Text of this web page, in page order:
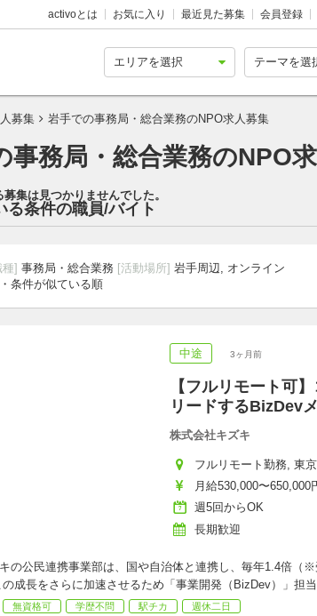
activoとは お気に入り 最近見た募集 会員登録
募集 岩手での事務局・総合業務のNPO求人募集
事務局・総合業務のNPO
集は見つかりませんでした。
る条件の職員/バイト
種] 事務局・総合業務 [活動場所] 岩手周辺, オンライン
条件が似ている順
中途 3ヶ月前
【フルリモート可
リードするBizDev
株式会社キズキ
フルリモート勤務, 東
月給530,000〜650,000
週5回からOK
長期歓迎
の公民連携事業部は、国や自治体と連携し、毎年1.4倍（
成長をさらに加速させるため「事業開発（BizDev）」担当
無資格可 学歴不問 駅チカ 週休二日